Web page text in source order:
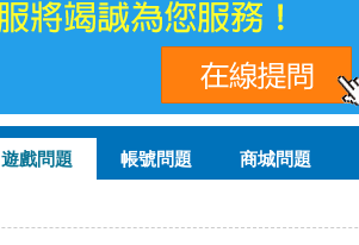
遊戲問題 帳號問題 商城問題